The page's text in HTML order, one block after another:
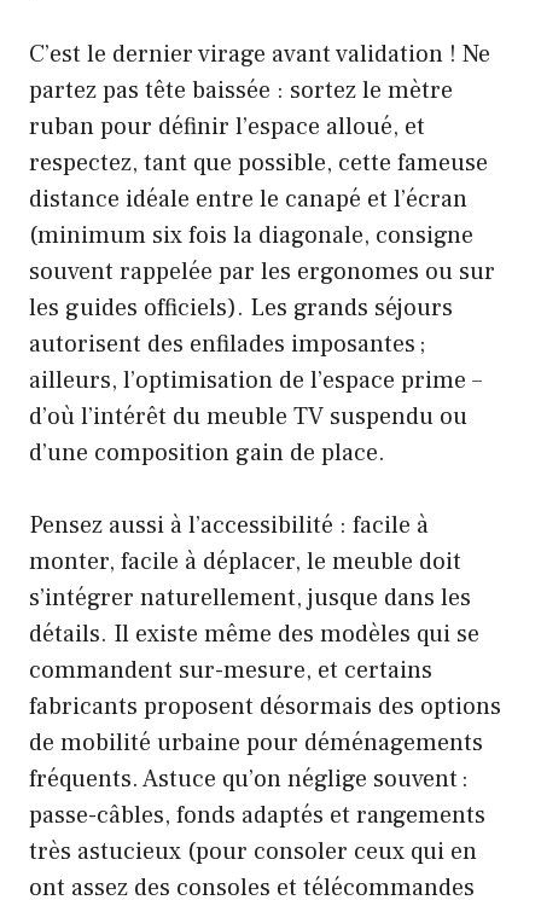
C’est le dernier virage avant validation ! Ne
partez pas tête baissée : sortez le mètre
ruban pour définir l’espace alloué, et
respectez, tant que possible, cette fameuse
distance idéale entre le canapé et l’écran
(minimum six fois la diagonale, consigne
souvent rappelée par les ergonomes ou sur
les guides officiels). Les grands séjours
autorisent des enfilades imposantes ;
ailleurs, l’optimisation de l’espace prime –
d’où l’intérêt du meuble TV suspendu ou
d’une composition gain de place.
Pensez aussi à l’accessibilité : facile à
monter, facile à déplacer, le meuble doit
s’intégrer naturellement, jusque dans les
détails. Il existe même des modèles qui se
commandent sur-mesure, et certains
fabricants proposent désormais des options
de mobilité urbaine pour déménagements
fréquents. Astuce qu’on néglige souvent :
passe-câbles, fonds adaptés et rangements
très astucieux (pour consoler ceux qui en
ont assez des consoles et télécommandes